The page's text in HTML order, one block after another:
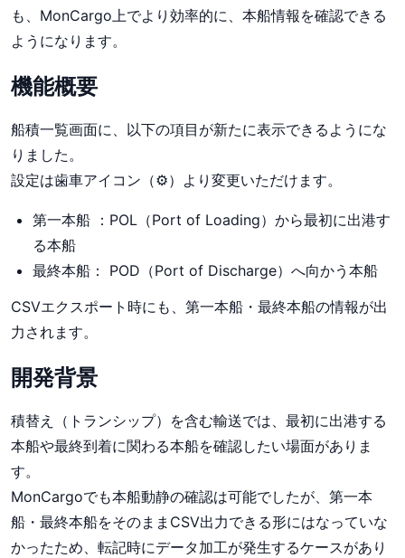
も、MonCargo上でより効率的に、本船情報を確認できる
ようになります。
機能概要
船積一覧画面に、以下の項目が新たに表示できるようにな
りました。
設定は歯車アイコン（⚙）より変更いただけます。
第一本船 ：POL（Port of Loading）から最初に出港す
る本船
最終本船： POD（Port of Discharge）へ向かう本船
CSVエクスポート時にも、第一本船・最終本船の情報が出
力されます。
開発背景
積替え（トランシップ）を含む輸送では、最初に出港する
本船や最終到着に関わる本船を確認したい場面がありま
す。
MonCargoでも本船動静の確認は可能でしたが、第一本
船・最終本船をそのままCSV出力できる形にはなっていな
かったため、転記時にデータ加工が発生するケースがあり